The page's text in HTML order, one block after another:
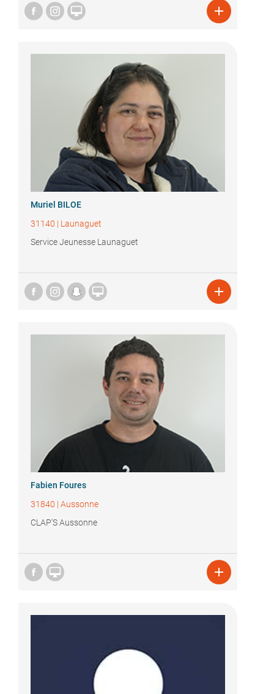
 
Muriel BILOE
31140 | Launaguet
Service Jeunesse Launaguet
 
Fabien Foures
31840 | Aussonne
CLAP'S Aussonne
 